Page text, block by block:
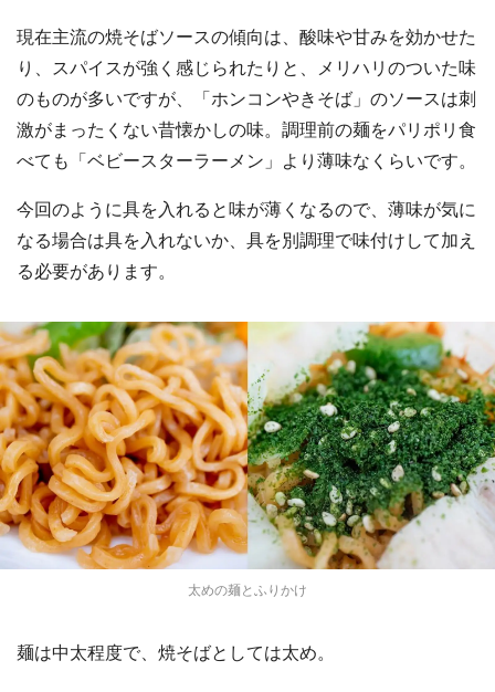
現在主流の焼そばソースの傾向は、酸味や甘みを効かせた
り、スパイスが強く感じられたりと、メリハリのついた味
のものが多いですが、「ホンコンやきそば」のソースは刺
激がまったくない昔懐かしの味。調理前の麺をパリポリ食
べても「ベビースターラーメン」より薄味なくらいです。
今回のように具を入れると味が薄くなるので、薄味が気に
なる場合は具を入れないか、具を別調理で味付けして加え
る必要があります。
太めの麺とふりかけ
麺は中太程度で、焼そばとしては太め。